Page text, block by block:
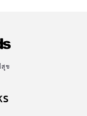
ข